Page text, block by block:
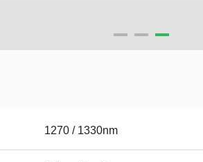
1270 / 1330nm